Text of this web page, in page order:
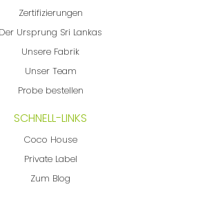
Zertifizierungen
Der Ursprung Sri Lankas
Unsere Fabrik
Unser Team
Probe bestellen
SCHNELL-LINKS
Coco House
Private Label
Zum Blog